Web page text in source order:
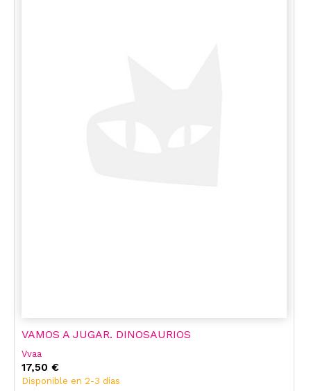
VAMOS A JUGAR. DINOSAURIOS
Vvaa
17,50 €
Disponible en 2-3 días